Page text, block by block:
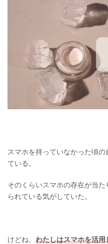
スマホを持っていなかった頃
ている。
そのくらいスマホの存在が当
られている気がしていた。
けどね、 わたしはスマホを活